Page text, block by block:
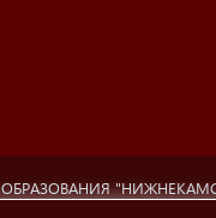
центр